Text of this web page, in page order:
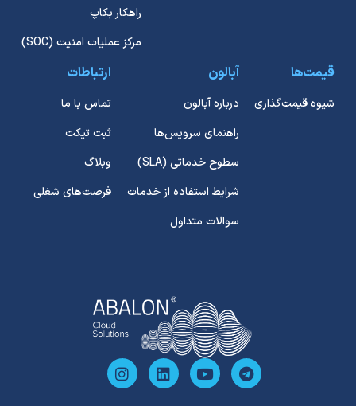
راهکار بکاپ
مرکز عملیات امنیت (SOC)
قیمت‌ها
شیوه قیمت‌گذاری
آبالون
درباره آبالون
راهنمای سرویس‌ها
سطوح خدماتی (SLA)
شرایط استفاده از خدمات
سوالات متداول
ارتباطات
تماس با ما
ثبت تیکت
وبلاگ
فرصت‌های شغلی